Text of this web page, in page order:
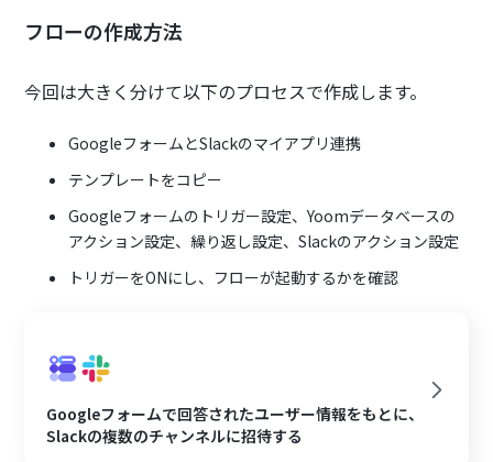
フローの作成方法
今回は大きく分けて以下のプロセスで作成します。
GoogleフォームとSlackのマイアプリ連携
テンプレートをコピー
Googleフォームのトリガー設定、Yoomデータベースの
アクション設定、繰り返し設定、Slackのアクション設定
トリガーをONにし、フローが起動するかを確認
Googleフォームで回答されたユーザー情報をもとに、
Slackの複数のチャンネルに招待する